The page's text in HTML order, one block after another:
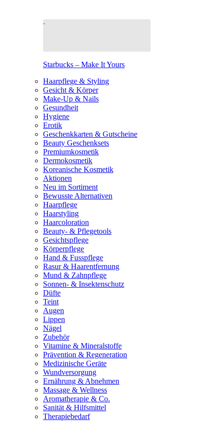
Starbucks – Make It Yours
Haarpflege & Styling
Gesicht & Körper
Make-Up & Nails
Gesundheit
Hygiene
Erotik
Geschenkkarten & Gutscheine
Beauty Geschenksets
Premiumkosmetik
Dermokosmetik
Koreanische Kosmetik
Aktionen
Neu im Sortiment
Bewusste Alternativen
Haarpflege
Haarstyling
Haarcoloration
Beauty- & Pflegetools
Gesichtspflege
Körperpflege
Hand & Fusspflege
Rasur & Haarentfernung
Mund & Zahnpflege
Sonnen- & Insektenschutz
Düfte
Teint
Augen
Lippen
Nägel
Zubehör
Vitamine & Mineralstoffe
Prävention & Regeneration
Medizinische Geräte
Wundversorgung
Ernährung & Abnehmen
Massage & Wellness
Aromatherapie & Co.
Sanität & Hilfsmittel
Therapiebedarf